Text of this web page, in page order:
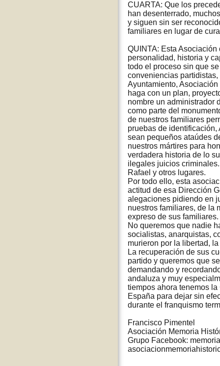
CUARTA: Que los
han desenterrado,
y siguen sin ser
familiares en lugar de
QUINTA: Esta
personalidad, historia y
todo el proceso sin que
conveniencias
Ayuntamiento,
haga con un plan,
nombre un administrador
como parte del
de nuestros familiares
pruebas de identificación,
sean pequeños ataúdes
nuestros mártires para
verdadera historia de lo
ilegales juicios
Rafael y otros lugares.
Por todo ello, esta
actitud de esa Dirección
alegaciones pidiendo en
nuestros familiares, de la
expreso de sus familiares.
No queremos que nadie
socialistas, anarquistas,
murieron por la libertad,
La recuperación de sus
partido y queremos que
demandando y
andaluza y muy
tiempos ahora tenemos
España para dejar sin
durante el franquismo
Francisco Pimentel
Asociación Memoria
Grupo Facebook: